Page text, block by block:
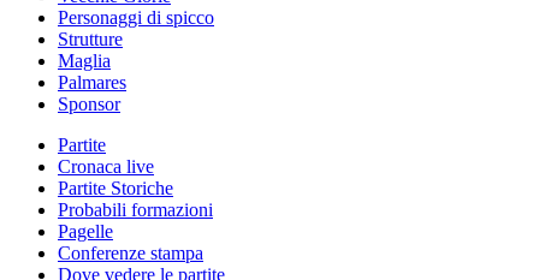
Personaggi di spicco
Strutture
Maglia
Palmares
Sponsor
Partite
Cronaca live
Partite Storiche
Probabili formazioni
Pagelle
Conferenze stampa
Dove vedere le partite